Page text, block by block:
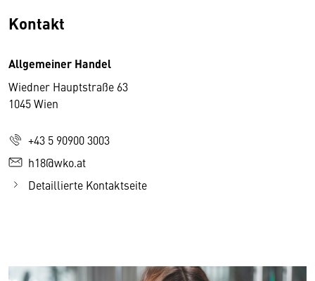
Kontakt
Allgemeiner Handel
Wiedner Hauptstraße 63
1045 Wien
+43 5 90900 3003
h18@wko.at
Detaillierte Kontaktseite